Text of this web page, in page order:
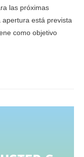
las próximas
está prevista
como objetivo